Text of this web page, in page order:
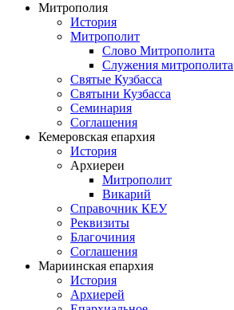
Митрополия
История
Митрополит
Слово Митрополита
Служения митрополита
Святые Кузбасса
Святыни Кузбасса
Семинария
Соглашения
Кемеровская епархия
История
Архиереи
Митрополит
Викарий
Справочник КЕУ
Реквизиты
Благочиния
Соглашения
Мариинская епархия
История
Архиерей